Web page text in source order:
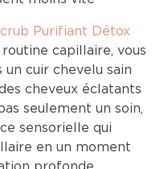
Purifiant Détox
capillaire, vous
cuir chevelu sain
cheveux éclatants
seulement un soin,
sensorielle qui
en un moment
profonde.